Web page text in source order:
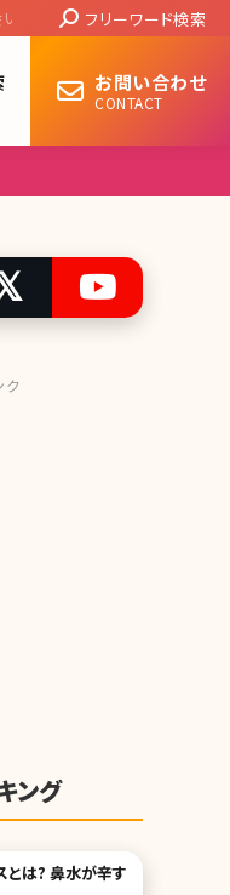
Search:
フリーワード検索
お問い合わせ
CONTACT
ク
ング
とは? 鼻水が辛す